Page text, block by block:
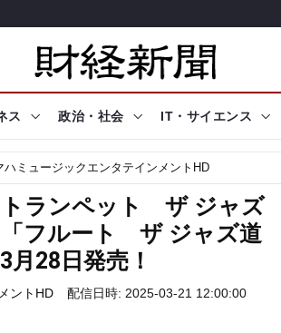
ス 政治・社会 IT・サイエンス
ハミュージックエンタテインメントHD
トランペット ザ ジャズ
フルート ザ ジャズ道
28日発売！
ントHD 配信日時: 2025-03-21 12:00:00